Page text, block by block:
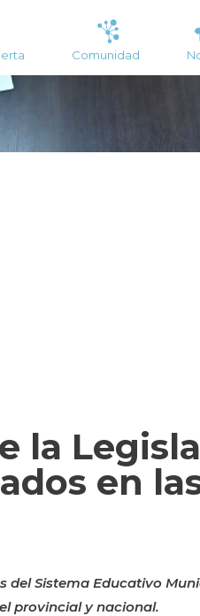
Comunidad
la
en
del Sistema Educativo
provincial y nacional.